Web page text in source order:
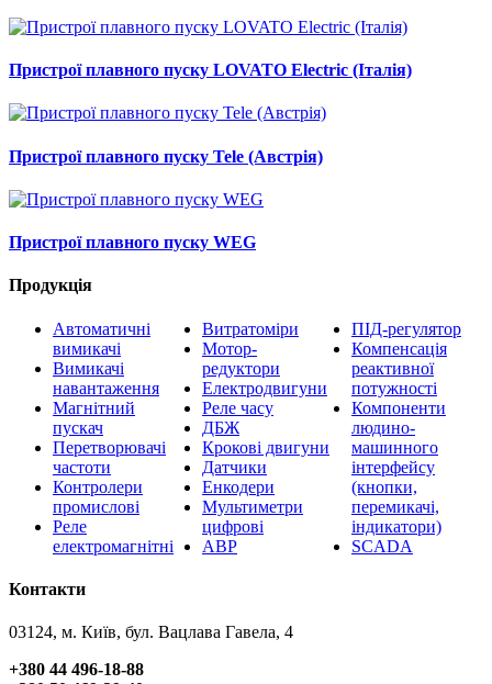
Пристрої плавного пуску LOVATO Electric (Італія)
Пристрої плавного пуску Tele (Австрія)
Пристрої плавного пуску WEG
Продукція
Автоматичні
вимикачі
Вимикачі
навантаження
Магнітний
пускач
Перетворювачі
частоти
Контролери
промислові
Реле
електромагнітні
Витратоміри
Мотор-
редуктори
Електродвигуни
Реле часу
ДБЖ
Крокові двигуни
Датчики
Енкодери
Мультиметри
цифрові
АВР
ПІД-регулятор
Компенсація
реактивної
потужності
Компоненти
людино-
машинного
інтерфейсу
(кнопки,
перемикачі,
індикатори)
SCADA
Контакти
03124, м. Київ, бул. Вацлава Гавела, 4
+380 44 496-18-88